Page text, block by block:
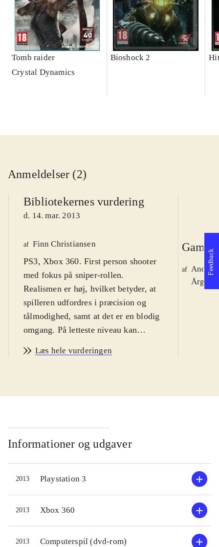
Tomb raider
Crystal Dynamics
Bioshock 2
Anmeldelser (2)
Bibliotekernes vurdering
d. 14. mar. 2013
af Finn Christiansen
PS3, Xbox 360. First person shooter
med fokus på sniper-rollen.
Realismen er høj, hvilket betyder, at
spilleren udfordres i præcision og
tålmodighed, samt at det er en blodig
omgang. På letteste niveau kan
man kan leve sig ind i finskyttens
genrens fans foretrækker, er
Målgruppen er unge fra 15 år og
voksne. Sproget er engelsk. PEGI: 18
og ikoner for grimt sprog og vold
Du spiller finskytten Cole Anderson,
som ved hjælp af diverse lækkert
sniper-grej, skal stoppe en berygtet
våbenhandler. Historien, som ikke er
Læs hele vurderingen
af Anders
Årg.
Informationer og udgaver
2013 Playstation 3
2013 Xbox 360
2013 Computerspil (dvd-rom)
Feedback